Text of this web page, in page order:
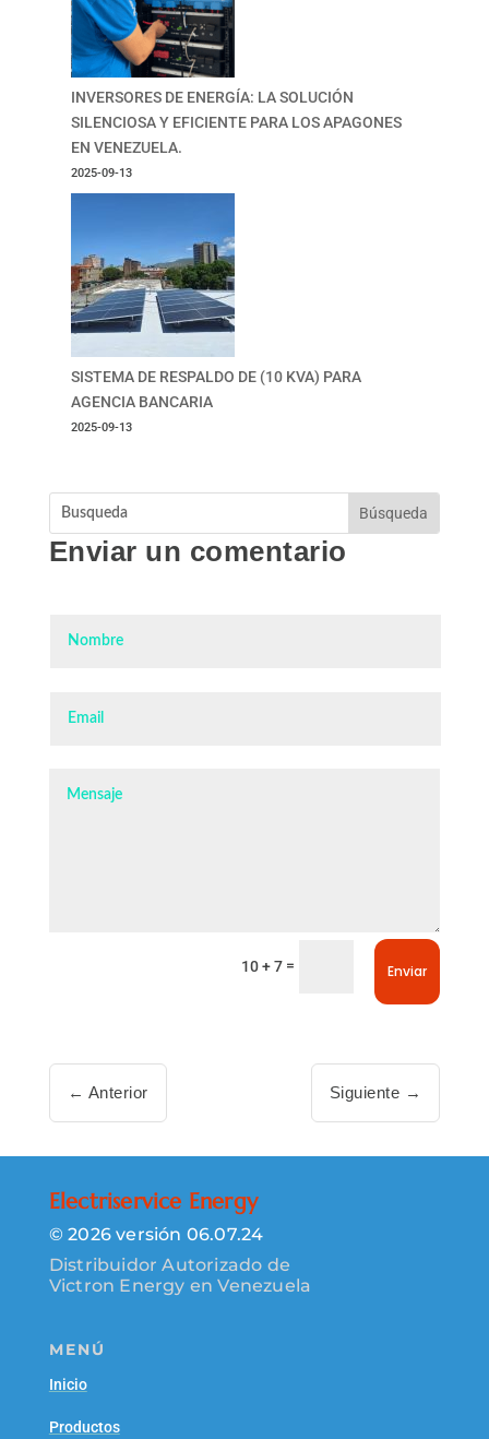
INVERSORES DE ENERGÍA: LA SOLUCIÓN
SILENCIOSA Y EFICIENTE PARA LOS APAGONES
EN VENEZUELA.
2025-09-13
SISTEMA DE RESPALDO DE (10 KVA) PARA
AGENCIA BANCARIA
2025-09-13
Enviar un comentario
10 + 7 = Enviar
← Anterior Siguiente →
Electriservice Energy
© 2026 versión 06.07.24
Distribuidor Autorizado de
Victron Energy en Venezuela
MENÚ
Inicio
Productos